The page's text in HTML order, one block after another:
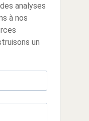
analyses
à nos
un